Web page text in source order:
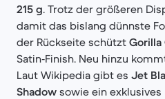
215 g. Trotz der größeren
damit das bislang dünnste
der Rückseite schützt Gorilla
Satin‑Finish. Neu hinzu
Laut Wikipedia gibt es Jet
Shadow sowie ein exklusives